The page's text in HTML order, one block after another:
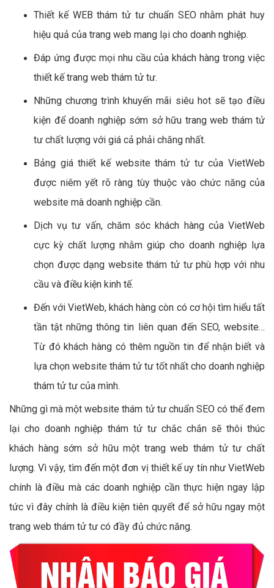
Thiết kế WEB thám tử tư chuẩn SEO nhằm phát huy
hiệu quả của trang web mang lại cho doanh nghiệp.
Đáp ứng được mọi nhu cầu của khách hàng trong việc
thiết kế trang web thám tử tư.
Những chương trình khuyến mãi siêu hot sẽ tạo điều
kiện để doanh nghiệp sớm sở hữu trang web thám tử
tư chất lượng với giá cả phải chăng nhất.
Bảng giá thiết kế website thám tử tư của VietWeb
được niêm yết rõ ràng tùy thuộc vào chức năng của
website mà doanh nghiệp cần.
Dịch vụ tư vấn, chăm sóc khách hàng của VietWeb
cực kỳ chất lượng nhằm giúp cho doanh nghiệp lựa
chọn được dạng website thám tử tư phù hợp với nhu
cầu và điều kiện kinh tế.
Đến với VietWeb, khách hàng còn có cơ hội tìm hiểu tất
tần tật những thông tin liên quan đến SEO, website…
Từ đó khách hàng có thêm nguồn tin để nhận biết và
lựa chọn website thám tử tư tốt nhất cho doanh nghiệp
thám tử tư của mình.
Những gì mà một website thám tử tư chuẩn SEO có thể đem
lại cho doanh nghiệp thám tử tư chắc chắn sẽ thôi thúc
khách hàng sớm sở hữu một trang web thám tử tư chất
lượng. Vì vậy, tìm đến một đơn vị thiết kế uy tín như VietWeb
chính là điều mà các doanh nghiệp cần thực hiện ngay lập
tức vì đây chính là điều kiện tiên quyết để sở hữu ngay một
trang web thám tử tư có đầy đủ chức năng.